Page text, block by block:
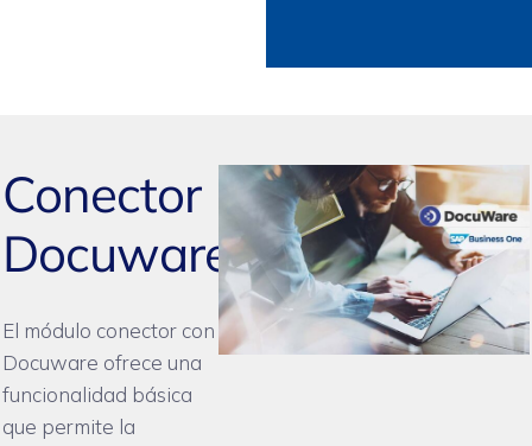
Conector
Docuware
El módulo conector con
Docuware ofrece una
funcionalidad básica
que permite la